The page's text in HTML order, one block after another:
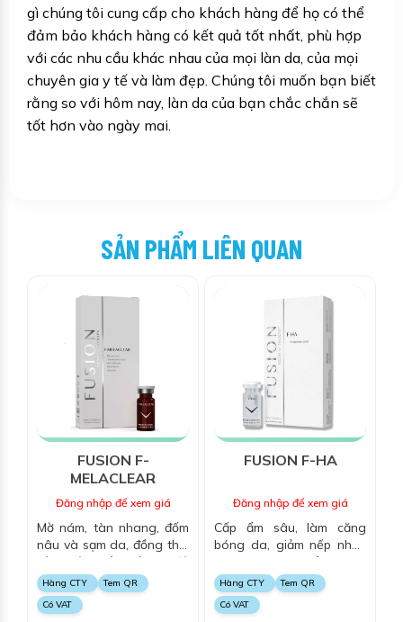
gì chúng tôi cung cấp cho khách hàng để họ có thể
đảm bảo khách hàng có kết quả tốt nhất, phù hợp
với các nhu cầu khác nhau của mọi làn da, của mọi
chuyên gia y tế và làm đẹp. Chúng tôi muốn bạn biết
rằng so với hôm nay, làn da của bạn chắc chắn sẽ
tốt hơn vào ngày mai.
SẢN PHẨM LIÊN QUAN
FUSION F-
MELACLEAR
Đăng nhập để xem giá
Mờ nám, tàn nhang, đốm
nâu và sạm da, đồng thời
cải thiện sắc tố và độ
sáng da.
Hàng CTY
Tem QR
Có VAT
FUSION F-HA
Đăng nhập để xem giá
Cấp ẩm sâu, làm căng
bóng da, giảm nếp nhăn
và kích thích tổng hợp
collagen, mang lại làn da
mềm mại, săn chắc và tươi
trẻ.
Hàng CTY
Tem QR
Có VAT